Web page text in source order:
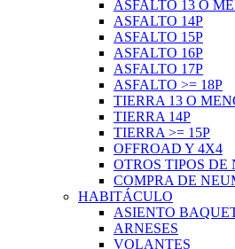
ASFALTO 13 O
ASFALTO 14P
ASFALTO 15P
ASFALTO 16P
ASFALTO 17P
ASFALTO >= 18P
TIERRA 13 O
TIERRA 14P
TIERRA >= 15P
OFFROAD Y 4X4
OTROS TIPOS DE
COMPRA DE
HABITÁCULO
ASIENTO
ARNESES
VOLANTES